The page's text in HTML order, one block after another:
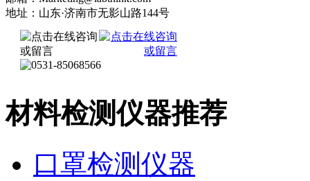
地址：山东·济南市无影山路144号
材料检测仪器推荐
口罩检测仪器